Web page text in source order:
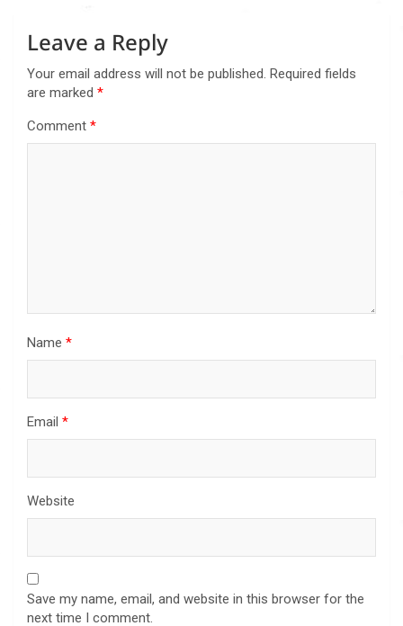
Leave a Reply
Your email address will not be published. Required fields
are marked *
Comment *
Name *
Email *
Website
Save my name, email, and website in this browser for the
next time I comment.